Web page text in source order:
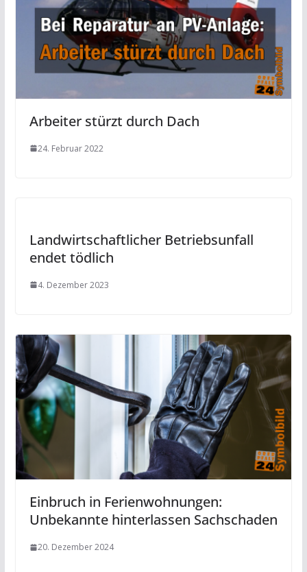
Arbeiter stürzt durch Dach
24. Februar 2022
Landwirtschaftlicher Betriebsunfall
endet tödlich
4. Dezember 2023
Einbruch in Ferienwohnungen:
Unbekannte hinterlassen Sachschaden
20. Dezember 2024